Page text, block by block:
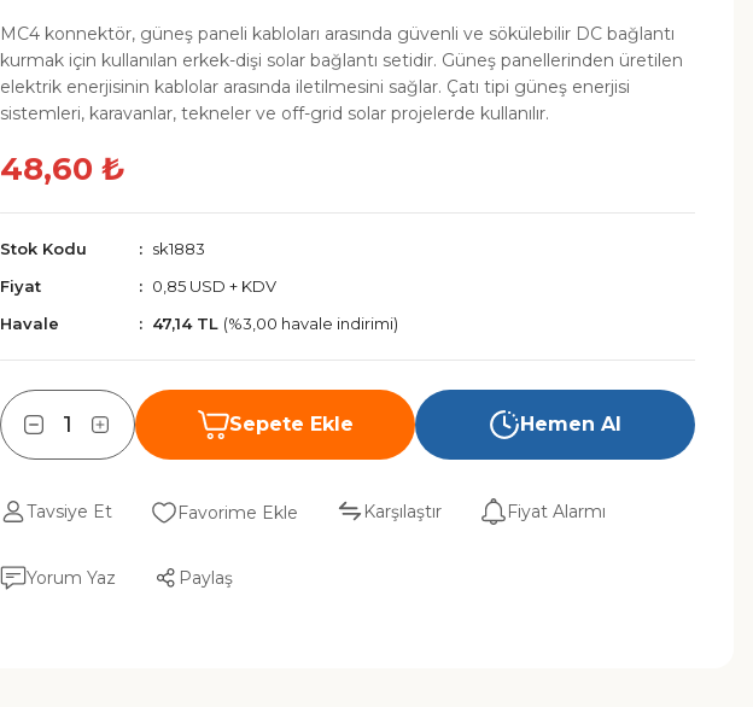
MC4 konnektör, güneş paneli kabloları arasında güvenli ve sökülebilir DC bağlantı
kurmak için kullanılan erkek-dişi solar bağlantı setidir. Güneş panellerinden üretilen
elektrik enerjisinin kablolar arasında iletilmesini sağlar. Çatı tipi güneş enerjisi
sistemleri, karavanlar, tekneler ve off-grid solar projelerde kullanılır.
48,60 ₺
Stok Kodu
sk1883
Fiyat
0,85 USD + KDV
Havale
47,14 TL (%3,00 havale indirimi)
Sepete Ekle Hemen Al
Tavsiye Et Karşılaştır Fiyat Alarmı
Yorum Yaz Paylaş